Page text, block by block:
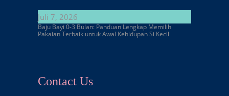
Juli 7, 2026
Baju Bayi 0-3 Bulan: Panduan Lengkap Memilih
Pakaian Terbaik untuk Awal Kehidupan Si Kecil
Contact Us